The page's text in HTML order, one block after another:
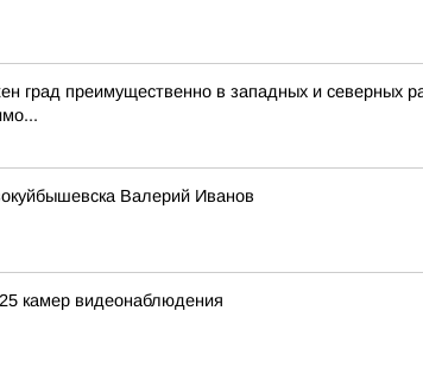
град преимущественно в западных и северных
Валерий Иванов
камер видеонаблюдения